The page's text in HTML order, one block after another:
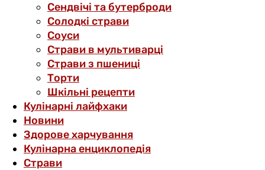
Сендвічі та бутерброди
Солодкі страви
Соуси
Страви в мультиварці
Страви з пшениці
Торти
Шкільні рецепти
Кулінарні лайфхаки
Новини
Здорове харчування
Кулінарна енциклопедія
Страви